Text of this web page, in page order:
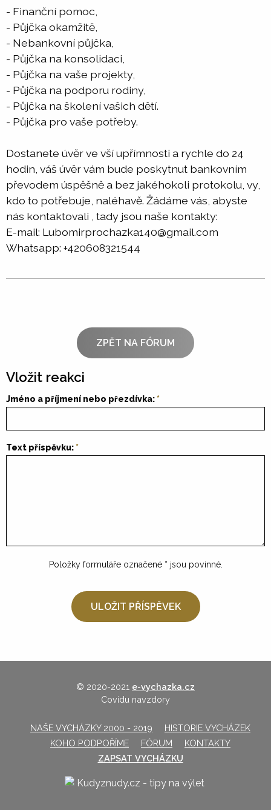
- Finanční pomoc,
- Půjčka okamžitě,
- Nebankovní půjčka,
- Půjčka na konsolidaci,
- Půjčka na vaše projekty,
- Půjčka na podporu rodiny,
- Půjčka na školení vašich dětí.
- Půjčka pro vaše potřeby.
Dostanete úvěr ve vší upřímnosti a rychle do 24
hodin, váš úvěr vám bude poskytnut bankovním
převodem úspěšně a bez jakéhokoli protokolu, vy,
kdo to potřebuje, naléhavě. Žádáme vás, abyste
nás kontaktovali , tady jsou naše kontakty:
E-mail: Lubomirprochazka140@gmail.com
Whatsapp: +420608321544
ZPĚT NA FÓRUM
Vložit reakci
Jméno a příjmení nebo přezdívka:
Text příspěvku:
Položky formuláře označené * jsou povinné.
© 2020-2021 e-vychazka.cz
Covidu navzdory
NAŠE VYCHÁZKY 2000 - 2019
HISTORIE VYCHÁZEK
KOHO PODPOŘÍME
FÓRUM
KONTAKTY
ZAPSAT VYCHÁZKU